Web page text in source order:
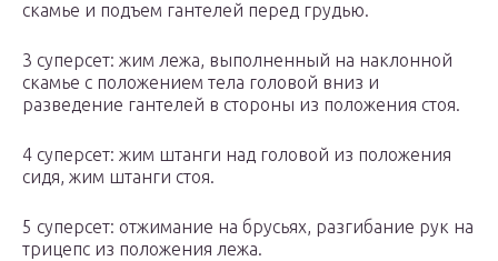
скамье и подъем гантелей перед грудью.
3 суперсет: жим лежа, выполненный на наклонной
скамье с положением тела головой вниз и
разведение гантелей в стороны из положения стоя.
4 суперсет: жим штанги над головой из положения
сидя, жим штанги стоя.
5 суперсет: отжимание на брусьях, разгибание рук на
трицепс из положения лежа.